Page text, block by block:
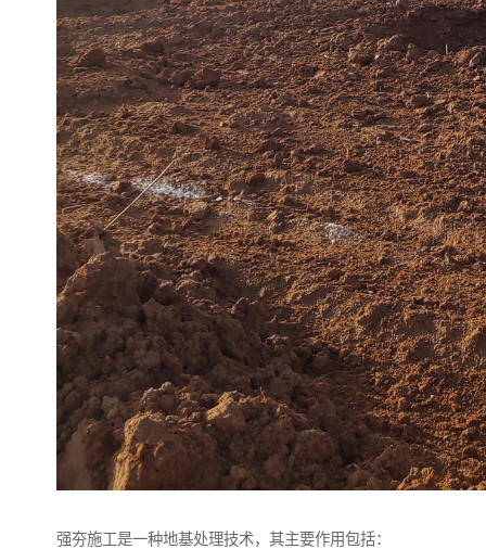
强夯施工是一种地基处理技术，其主要作用包括：